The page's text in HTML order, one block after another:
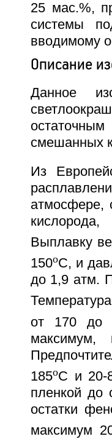
25 мас.%,
системы
вводимому
Описание
Данное
смешанных
Из
атмосфере,
Выплавку
150oС, и
до 1,9 атм.
от 170 до
максимум,
185oС и 20-
пленкой до
остатки
максимум